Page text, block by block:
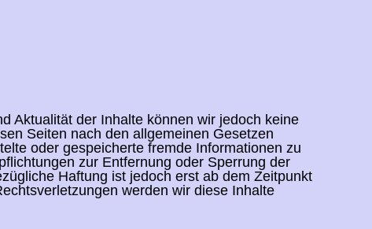
Aktualität der Inhalte können wir jedoch keine
Seiten nach den allgemeinen Gesetzen
oder gespeicherte fremde Informationen zu
zur Entfernung oder Sperrung der
Haftung ist jedoch erst ab dem Zeitpunkt
werden wir diese Inhalte